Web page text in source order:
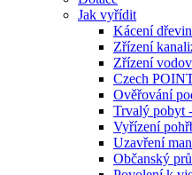
Jak vyřídit
Kácení dřevin
Zřízení
Zřízení
Czech
Ověřování
Trvalý pobyt
Vyřízení
Uzavření
Občanský